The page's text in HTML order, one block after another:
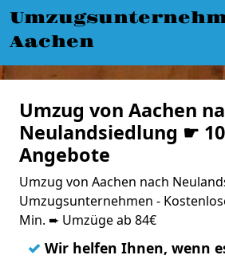
Aachen
Umzug von Aachen
Neulandsiedlung ☛
Angebote
Umzug von Aachen nach
Umzugsunternehmen -
Min. ➨ Umzüge ab 84€
✓ Wir helfen Ihnen, wenn